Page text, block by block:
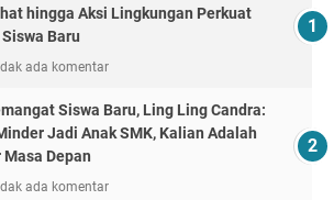
hingga Aksi Lingkungan Perkuat
Baru
ada komentar
Siswa Baru, Ling Ling Candra:
Jadi Anak SMK, Kalian Adalah
Masa Depan
ada komentar